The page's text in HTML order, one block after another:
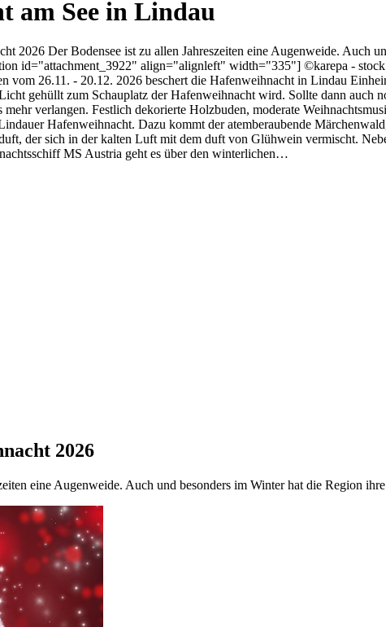
am See in Lindau
2026 Der Bodensee ist zu allen Jahreszeiten eine Augenweide. Auch
id="attachment_3922" align="alignleft" width="335"] ©karepa -
vom 26.11. - 20.12. 2026 beschert die Hafenweihnacht in Lindau
gehüllt zum Schauplatz der Hafenweihnacht wird. Sollte dann auch
mehr verlangen. Festlich dekorierte Holzbuden, moderate
Hafenweihnacht. Dazu kommt der atemberaubende
der sich in der kalten Luft mit dem duft von Glühwein vermischt.
MS Austria geht es über den winterlichen…
2026
eine Augenweide. Auch und besonders im Winter hat die Region